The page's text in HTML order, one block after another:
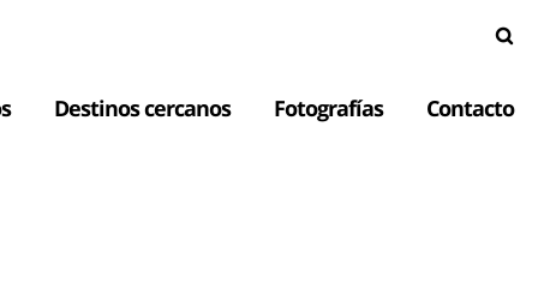
Destinos cercanos Fotografías Contacto